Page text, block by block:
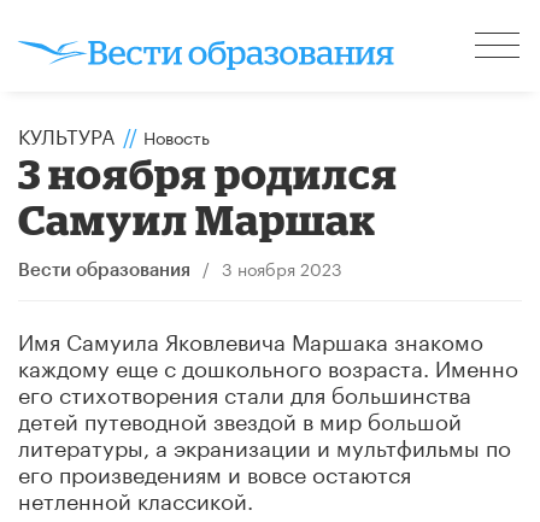
КУЛЬТУРА // Новость
3 ноября родился
Самуил Маршак
Вести образования / 3 ноября 2023
Имя Самуила Яковлевича Маршака знакомо
каждому еще с дошкольного возраста. Именно
его стихотворения стали для большинства
детей путеводной звездой в мир большой
литературы, а экранизации и мультфильмы по
его произведениям и вовсе остаются
нетленной классикой.